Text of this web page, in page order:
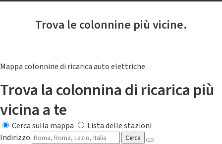
Trova le colonnine più vicine.
Mappa colonnine di ricarica auto elettriche
Trova la colonnina di ricarica più
vicina a te
Cerca sulla mappa
Lista delle stazioni
Indirizzo
Cerca